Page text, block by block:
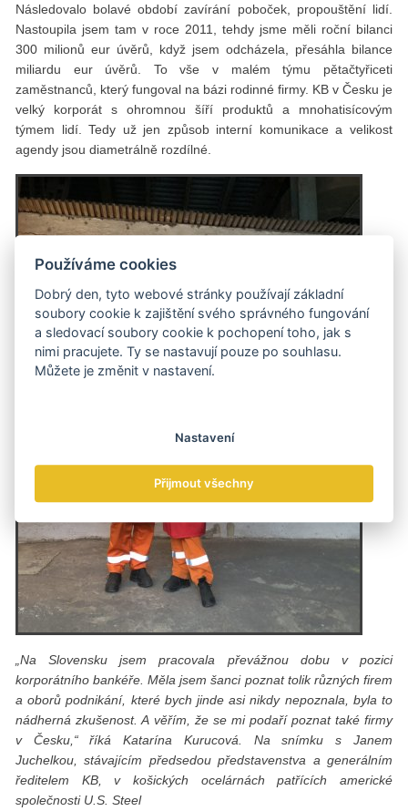
Následovalo bolavé období zavírání poboček, propouštění lidí.
Nastoupila jsem tam v roce 2011, tehdy jsme měli roční bilanci
300 milionů eur úvěrů, když jsem odcházela, přesáhla bilance
miliardu eur úvěrů. To vše v malém týmu pětačtyřiceti
zaměstnanců, který fungoval na bázi rodinné firmy. KB v Česku je
velký korporát s ohromnou šíří produktů a mnohatisícovým
týmem lidí. Tedy už jen způsob interní komunikace a velikost
agendy jsou diametrálně rozdílné.
„Na Slovensku jsem pracovala převážnou dobu v pozici
korporátního bankéře. Měla jsem šanci poznat tolik různých firem
a oborů podnikání, které bych jinde asi nikdy nepoznala, byla to
nádherná zkušenost. A věřím, že se mi podaří poznat také firmy
v Česku,“ říká Katarína Kurucová. Na snímku s Janem
Juchelkou, stávajícím předsedou představenstva a generálním
ředitelem KB, v košických ocelárnách patřících americké
společnosti U.S. Steel
Používáme cookies
Dobrý den, tyto webové stránky používají základní
soubory cookie k zajištění svého správného fungování
a sledovací soubory cookie k pochopení toho, jak s
nimi pracujete. Ty se nastavují pouze po souhlasu.
Můžete je změnit v nastavení.
Nastavení
Přijmout všechny